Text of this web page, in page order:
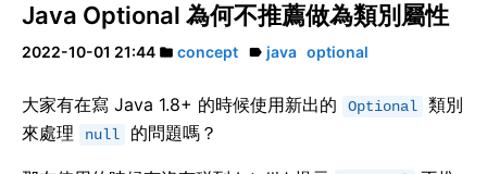
Java Optional 為何不推薦做為類別屬性
2022-10-01 21:44 folder concept label java optional
大家有在寫 Java 1.8+ 的時候使用新出的 Optional
類別
來處理
null 的問題嗎？